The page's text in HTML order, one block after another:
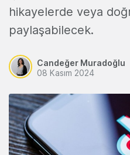
hikayelerde veya
paylaşabilecek.
Candeğer Muradoğlu
08 Kasım 2024